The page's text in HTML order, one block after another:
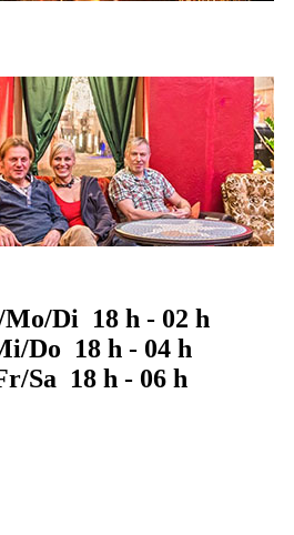
Mo/Di 18 h - 02 h
Do 18 h - 04 h
Sa 18 h - 06 h